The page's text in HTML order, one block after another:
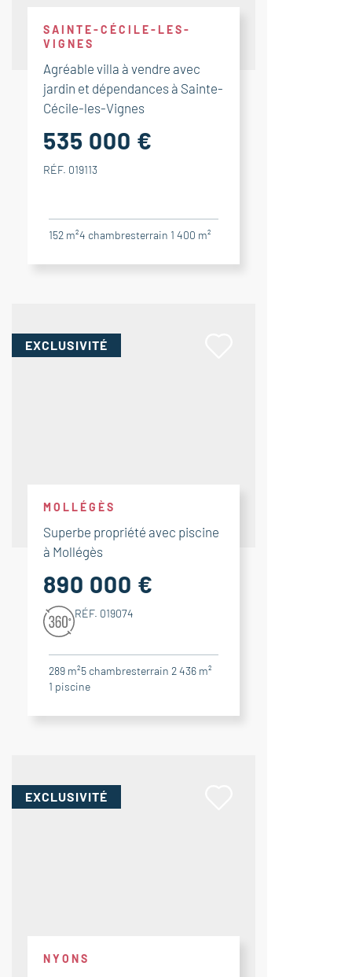
SAINTE-CÉCILE-LES-
VIGNES
Agréable villa à vendre avec
jardin et dépendances à Sainte-
Cécile-les-Vignes
535 000 €
RÉF. 019113
152 m²4 chambresterrain 1 400 m²
EXCLUSIVITÉ
MOLLÉGÈS
Superbe propriété avec piscine
à Mollégès
890 000 €
RÉF. 019074
289 m²5 chambresterrain 2 436 m²
1 piscine
EXCLUSIVITÉ
NYONS